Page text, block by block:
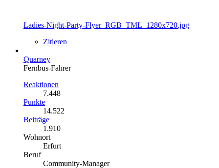
Ladies-Night-Party-Flyer_RGB_TML_1280x720.jpg
Zitieren
Quarney
Fernbus-Fahrer
Reaktionen
7.448
Punkte
14.522
Beiträge
1.910
Wohnort
Erfurt
Beruf
Community-Manager